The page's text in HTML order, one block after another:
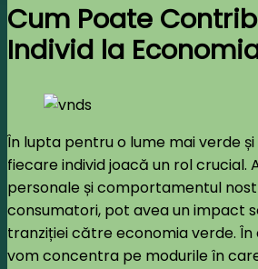
Cum Poate
Individ la
În lupta pentru o lume mai verde
fiecare individ joacă un rol crucial.
personale și comportamentul
consumatori, pot avea un impact
tranziției către economia verde.
vom concentra pe modurile în